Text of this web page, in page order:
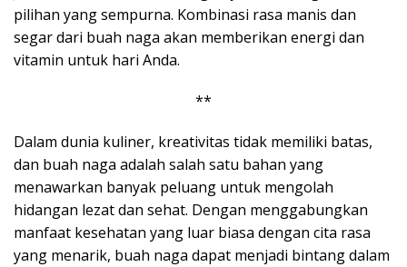
pilihan yang sempurna. Kombinasi rasa manis dan
segar dari buah naga akan memberikan energi dan
vitamin untuk hari Anda.
**
Dalam dunia kuliner, kreativitas tidak memiliki batas,
dan buah naga adalah salah satu bahan yang
menawarkan banyak peluang untuk mengolah
hidangan lezat dan sehat. Dengan menggabungkan
manfaat kesehatan yang luar biasa dengan cita rasa
yang menarik, buah naga dapat menjadi bintang dalam